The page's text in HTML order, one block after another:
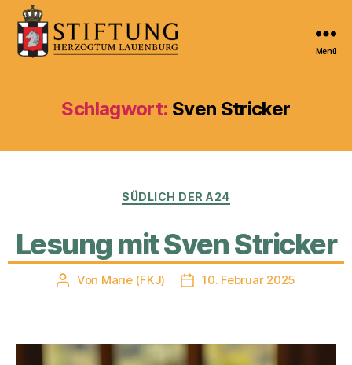
Herzogtum
Menü
Schlagwort: Sven Stricker
Kategorien
SÜDLICH DER A24
Lesung mit Sven Stricker
Beitragsautor
Von Marie (FKJ) Veröffentlichungsdatum
10. Februar 2025